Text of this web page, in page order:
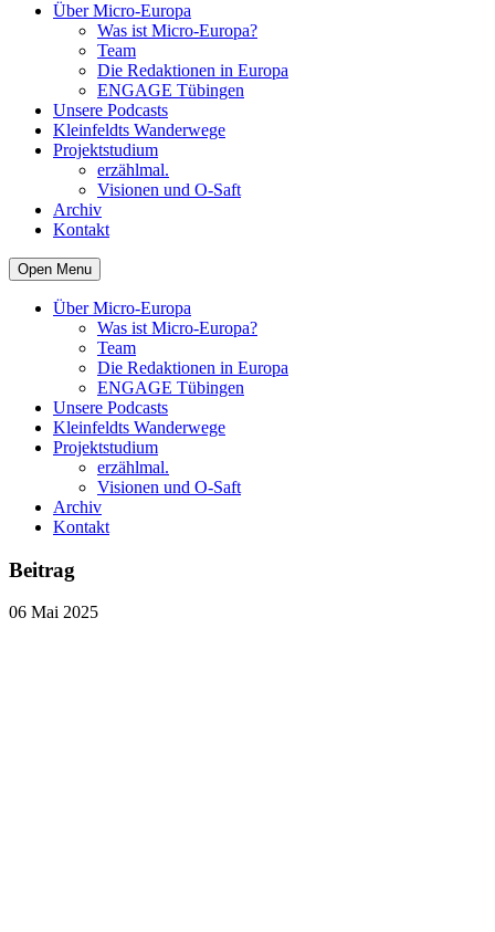
Über Micro-Europa
Was ist Micro-Europa?
Team
Die Redaktionen in Europa
ENGAGE Tübingen
Unsere Podcasts
Kleinfeldts Wanderwege
Projektstudium
erzählmal.
Visionen und O-Saft
Archiv
Kontakt
Open Menu
Über Micro-Europa
Was ist Micro-Europa?
Team
Die Redaktionen in Europa
ENGAGE Tübingen
Unsere Podcasts
Kleinfeldts Wanderwege
Projektstudium
erzählmal.
Visionen und O-Saft
Archiv
Kontakt
Beitrag
06 Mai 2025